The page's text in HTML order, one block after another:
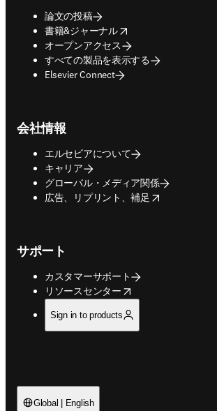
論文の投稿
書籍&ジャーナル
opens in new tab/window
オープンアクセス
すべての製品を表示する
Elsevier Connect
会社情報
エルセビアについて
キャリア
グローバル・メディア関係
広告、リプリント、補足
opens in new tab/window
サポート
カスタマーサポート
リソースセンター
opens in new tab/window
Sign in to products
Global | English